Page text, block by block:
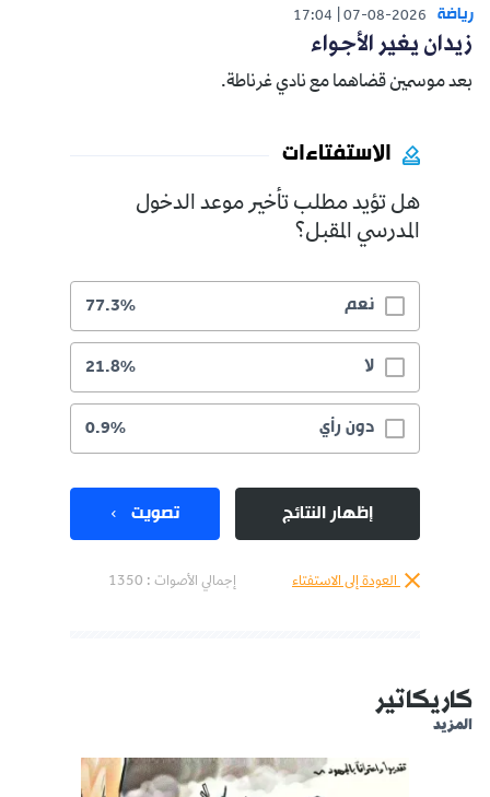
رياضة 07-08-2026
17:04
زيدان يغير الأجواء
بعد موسمين قضاهما مع نادي غرناطة.
الاستفتاءات
هل تؤيد مطلب تأخير موعد الدخول
المدرسي المقبل؟
نعم 77.3%
لا 21.8%
دون رأي 0.9%
إظهار النتائج تصويت
العودة إلى الاستفتاء إجمالي الأصوات : 1350
كاريكاتير
المزيد